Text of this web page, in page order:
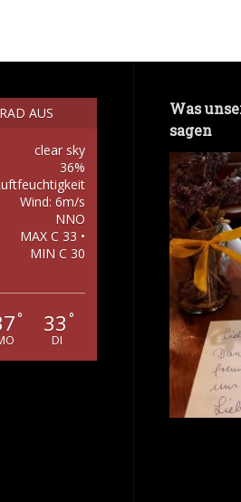
AUS
clear sky
36%
Wind: 6m/s
NNO
MAX C 33 •
MIN C 30
° 33 °
DI
Was
sagen